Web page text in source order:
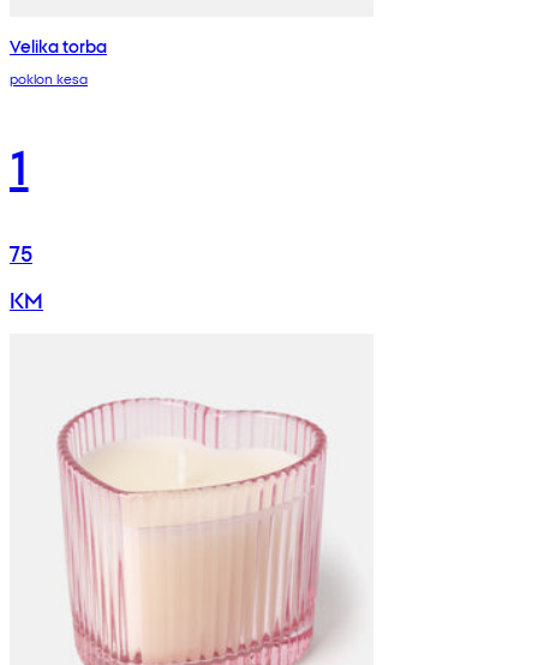
Velika torba
poklon kesa
1
75
KM